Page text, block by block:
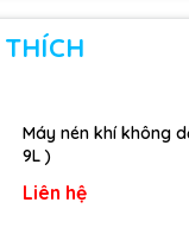
Máy nén khí không
9L )
Liên hệ